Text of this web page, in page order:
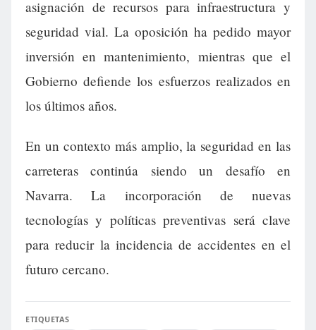
asignación de recursos para infraestructura y
seguridad vial. La oposición ha pedido mayor
inversión en mantenimiento, mientras que el
Gobierno defiende los esfuerzos realizados en
los últimos años.
En un contexto más amplio, la seguridad en las
carreteras continúa siendo un desafío en
Navarra. La incorporación de nuevas
tecnologías y políticas preventivas será clave
para reducir la incidencia de accidentes en el
futuro cercano.
ETIQUETAS